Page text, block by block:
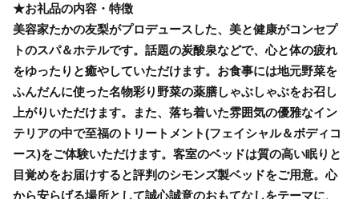
★お礼品の内容・特徴
美容家たかの友梨がプロデュースした、美と健康がコンセプ
トのスパ＆ホテルです。話題の炭酸泉などで、心と体の疲れ
をゆったりと癒やしていただけます。お食事には地元野菜を
ふんだんに使った名物彩り野菜の薬膳しゃぶしゃぶをお召し
上がりいただけます。また、落ち着いた雰囲気の優雅なイン
テリアの中で至福のトリートメント(フェイシャル＆ボディコ
ース)をご体験いただけます。客室のベッドは質の高い眠りと
目覚めをお届けすると評判のシモンズ製ベッドをご用意。心
から安らげる場所として誠心誠意のおもてなしをテーマに、